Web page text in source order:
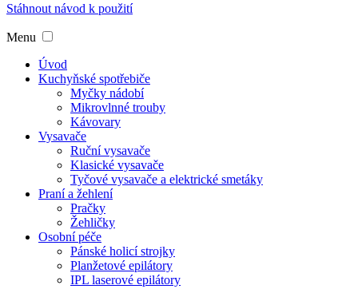
Stáhnout návod k použití
Menu
Úvod
Kuchyňské spotřebiče
Myčky nádobí
Mikrovlnné trouby
Kávovary
Vysavače
Ruční vysavače
Klasické vysavače
Tyčové vysavače a elektrické smetáky
Praní a žehlení
Pračky
Žehličky
Osobní péče
Pánské holicí strojky
Planžetové epilátory
IPL laserové epilátory